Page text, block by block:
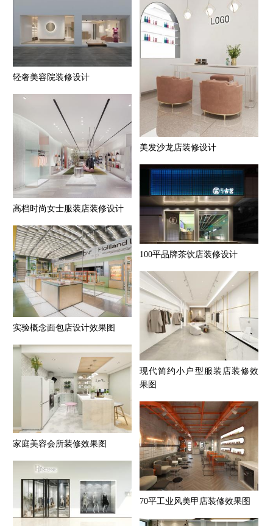
美发沙龙店装修设计
轻奢美容院装修设计
高档时尚女士服装店装修设计
100平品牌茶饮店装修设计
实验概念面包店设计效果图
现代简约小户型服装店装修效
果图
家庭美容会所装修效果图
70平工业风美甲店装修效果图